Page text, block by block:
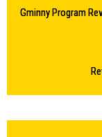
Gminny Program